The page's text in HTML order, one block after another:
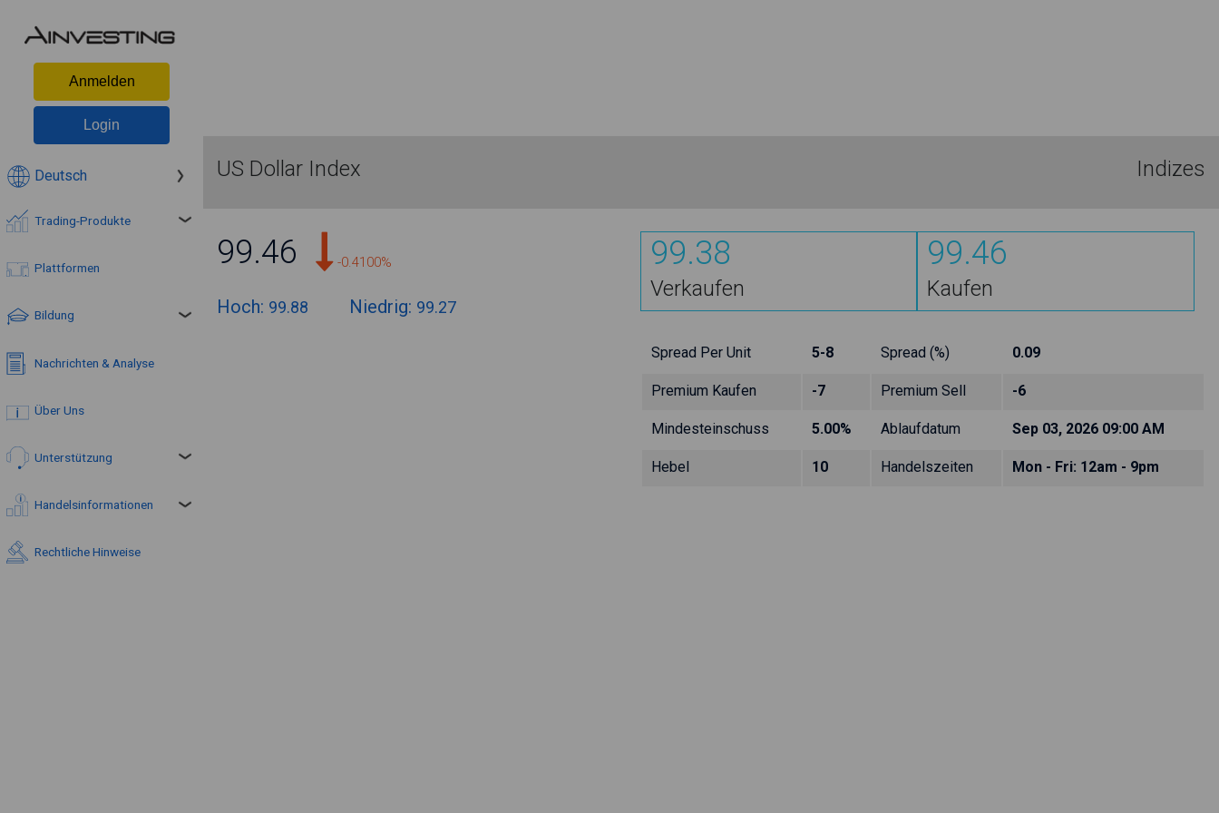
Anmelden
Login
Deutsch
Trading-Produkte
Plattformen
Bildung
Nachrichten & Analyse
Über Uns
Unterstützung
Handelsinformationen
Rechtliche Hinweise
US Dollar Index Indizes
99.46 -0.4100%
Hoch: 99.88 Niedrig: 99.27
99.38
Verkaufen
99.46
Kaufen
Spread Per Unit 5-8 Spread (%) 0.09
Premium Kaufen -7 Premium Sell -6
Mindesteinschuss 5.00% Ablaufdatum Sep 03, 2026 09:00 AM
Hebel 10 Handelszeiten Mon - Fri: 12am - 9pm